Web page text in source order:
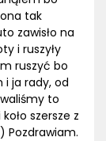
tak
zawisło na
i ruszyły
ruszyć bo
i ja rady, od
to
szersze z
Pozdrawiam.